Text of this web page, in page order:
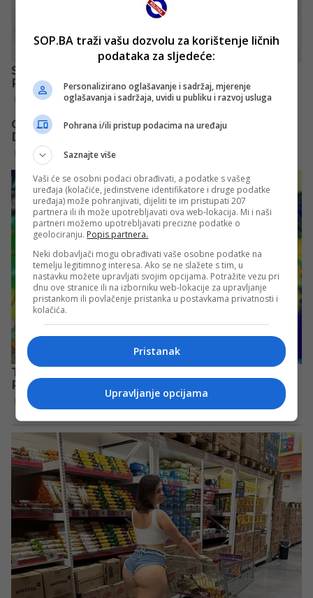
SOP.BA traži vašu dozvolu za korištenje ličnih
podataka za sljedeće:
Personalizirano oglašavanje i sadržaj, mjerenje
oglašavanja i sadržaja, uvidi u publiku i razvoj usluga
Pohrana i/ili pristup podacima na uređaju
Saznajte više
Vaši će se osobni podaci obrađivati, a podatke s vašeg
uređaja (kolačiće, jedinstvene identifikatore i druge podatke
uređaja) može pohranjivati, dijeliti te im pristupati 207
partnera ili ih može upotrebljavati ova web-lokacija. Mi i naši
partneri možemo upotrebljavati precizne podatke o
geolociranju. Popis partnera.
Neki dobavljači mogu obrađivati vaše osobne podatke na
temelju legitimnog interesa. Ako se ne slažete s tim, u
nastavku možete upravljati svojim opcijama. Potražite vezu pri
dnu ove stranice ili na izborniku web-lokacije za upravljanje
pristankom ili povlačenje pristanka u postavkama privatnosti i
kolačića.
Pristanak
Upravljanje opcijama